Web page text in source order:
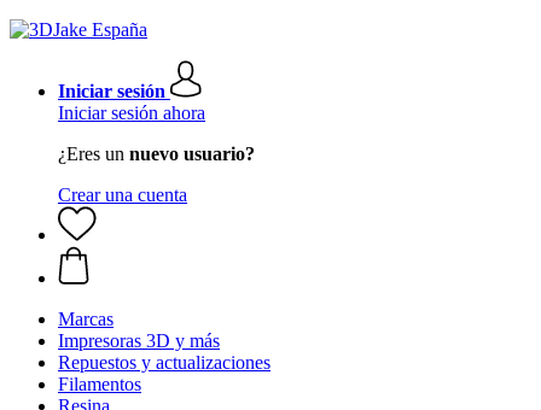
Iniciar sesión
Iniciar sesión ahora
¿Eres un nuevo usuario?
Crear una cuenta
Marcas
Impresoras 3D y más
Repuestos y actualizaciones
Filamentos
Resina